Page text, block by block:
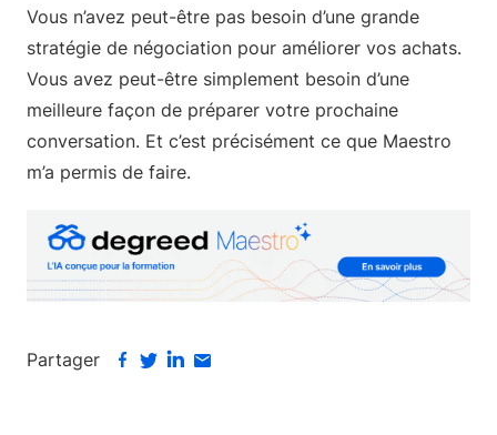
Vous n’avez peut-être pas besoin d’une grande
stratégie de négociation pour améliorer vos achats.
Vous avez peut-être simplement besoin d’une
meilleure façon de préparer votre prochaine
conversation. Et c’est précisément ce que Maestro
m’a permis de faire.
Partager